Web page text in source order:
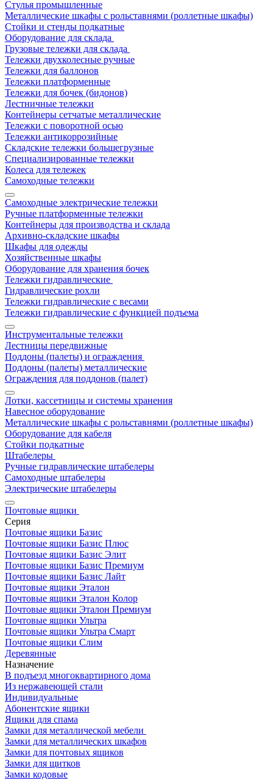
Стулья промышленные
Металлические шкафы с рольставнями (роллетные шкафы)
Стойки и стенды подкатные
Оборудование для склада
Грузовые тележки для склада
Тележки двухколесные ручные
Тележки для баллонов
Тележки платформенные
Тележки для бочек (бидонов)
Лестничные тележки
Контейнеры сетчатые металлические
Тележки с поворотной осью
Тележки антикоррозийные
Складские тележки большегрузные
Специализированные тележки
Колеса для тележек
Самоходные тележки
Самоходные электрические тележки
Ручные платформенные тележки
Контейнеры для производства и склада
Архивно-складские шкафы
Шкафы для одежды
Хозяйственные шкафы
Оборудование для хранения бочек
Тележки гидравлические
Гидравлические рохли
Тележки гидравлические с весами
Тележки гидравлические с функцией подъема
Инструментальные тележки
Лестницы передвижные
Поддоны (палеты) и ограждения
Поддоны (палеты) металлические
Ограждения для поддонов (палет)
Лотки, кассетницы и системы хранения
Навесное оборудование
Металлические шкафы с рольставнями (роллетные шкафы)
Оборудование для кабеля
Стойки подкатные
Штабелеры
Ручные гидравлические штабелеры
Самоходные штабелеры
Электрические штабелеры
Почтовые ящики
Серия
Почтовые ящики Базис
Почтовые ящики Базис Плюс
Почтовые ящики Базис Элит
Почтовые ящики Базис Премиум
Почтовые ящики Базис Лайт
Почтовые ящики Эталон
Почтовые ящики Эталон Колор
Почтовые ящики Эталон Премиум
Почтовые ящики Ультра
Почтовые ящики Ультра Смарт
Почтовые ящики Слим
Деревянные
Назначение
В подъезд многоквартирного дома
Из нержавеющей стали
Индивидуальные
Абонентские ящики
Ящики для спама
Замки для металлической мебели
Замки для металлических шкафов
Замки для почтовых ящиков
Замки для щитков
Замки кодовые